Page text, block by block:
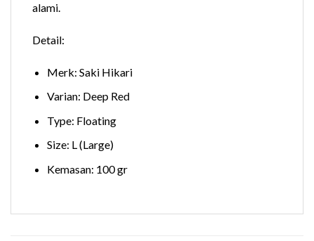
alami.
Detail:
Merk: Saki Hikari
Varian: Deep Red
Type: Floating
Size: L (Large)
Kemasan: 100 gr